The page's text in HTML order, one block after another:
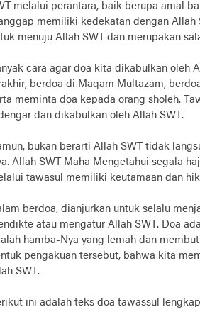
melalui perantara, baik berupa amal
memiliki kedekatan dengan Allah
menuju Allah SWT dan merupakan
cara agar doa kita dikabulkan oleh
berdoa di Maqam Multazam,
meminta doa kepada orang sholeh.
dan dikabulkan oleh Allah SWT.
bukan berarti Allah SWT tidak
Allah SWT Maha Mengetahui segala
tawasul memiliki keutamaan dan
berdoa, dianjurkan untuk selalu
atau mengatur Allah SWT. Doa
hamba-Nya yang lemah dan
pengakuan tersebut, bahwa kita
SWT.
ini adalah teks doa tawassul